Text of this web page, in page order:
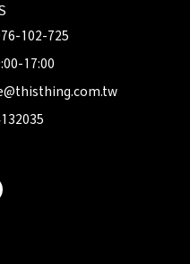
102-725
17:00